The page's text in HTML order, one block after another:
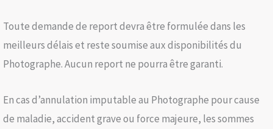
Toute demande de report devra être formulée dans les
meilleurs délais et reste soumise aux disponibilités du
Photographe. Aucun report ne pourra être garanti.
En cas d’annulation imputable au Photographe pour cause
de maladie, accident grave ou force majeure, les sommes